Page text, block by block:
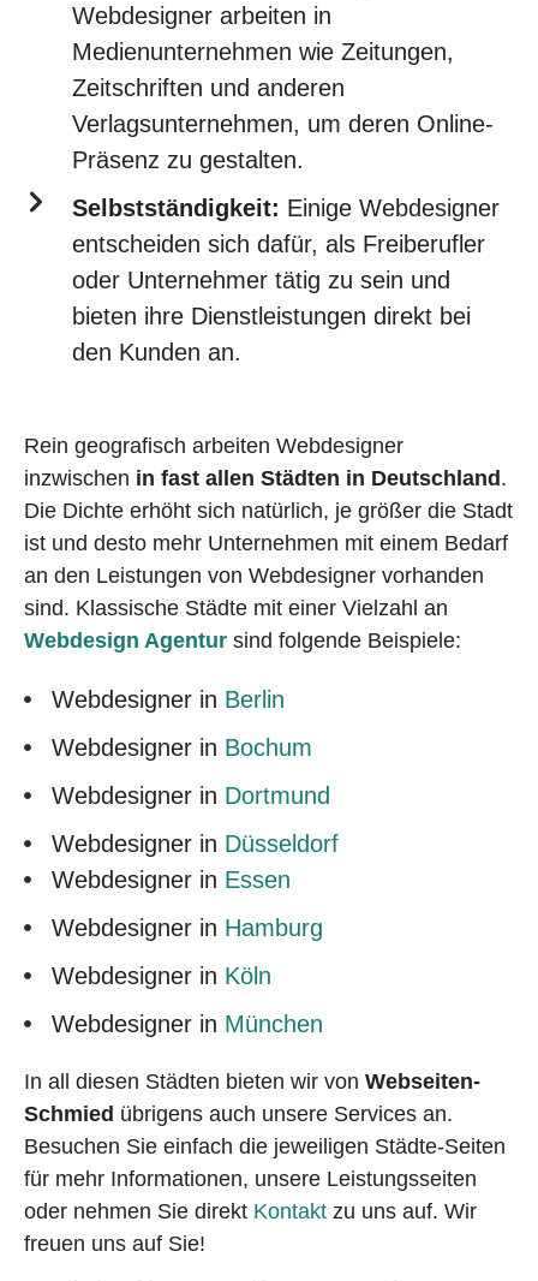
Webdesigner arbeiten in
Medienunternehmen wie Zeitungen,
Zeitschriften und anderen
Verlagsunternehmen, um deren Online-
Präsenz zu gestalten.
Selbstständigkeit: Einige Webdesigner
entscheiden sich dafür, als Freiberufler
oder Unternehmer tätig zu sein und
bieten ihre Dienstleistungen direkt bei
den Kunden an.
Rein geografisch arbeiten Webdesigner
inzwischen in fast allen Städten in Deutschland .
Die Dichte erhöht sich natürlich, je größer die Stadt
ist und desto mehr Unternehmen mit einem Bedarf
an den Leistungen von Webdesigner vorhanden
sind. Klassische Städte mit einer Vielzahl an
Webdesign Agentur sind folgende Beispiele:
Webdesigner in Berlin
Webdesigner in Bochum
Webdesigner in Dortmund
Webdesigner in Düsseldorf
Webdesigner in Essen
Webdesigner in Hamburg
Webdesigner in Köln
Webdesigner in München
In all diesen Städten bieten wir von Webseiten-
Schmied übrigens auch unsere Services an.
Besuchen Sie einfach die jeweiligen Städte-Seiten
für mehr Informationen, unsere Leistungsseiten
oder nehmen Sie direkt Kontakt zu uns auf. Wir
freuen uns auf Sie!